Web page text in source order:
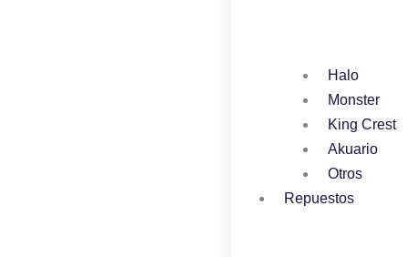
Halo
Monster
King Crest
Akuario
Otros
Repuestos